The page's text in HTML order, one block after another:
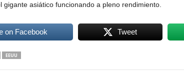
gigante asiático funcionando a pleno rendimiento.
on Facebook Tweet
EEUU